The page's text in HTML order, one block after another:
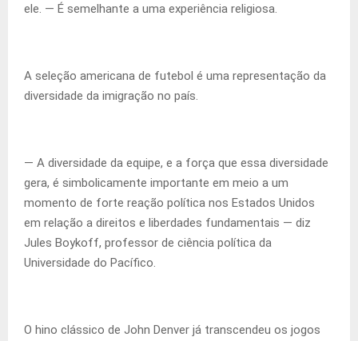
ele. — É semelhante a uma experiência religiosa.
A seleção americana de futebol é uma representação da
diversidade da imigração no país.
— A diversidade da equipe, e a força que essa diversidade
gera, é simbolicamente importante em meio a um
momento de forte reação política nos Estados Unidos
em relação a direitos e liberdades fundamentais — diz
Jules Boykoff, professor de ciência política da
Universidade do Pacífico.
O hino clássico de John Denver já transcendeu os jogos